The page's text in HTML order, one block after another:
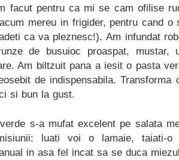
facut pentru ca mi se cam ofilise
mereu in frigider, pentru cand
ca va pleznesc!). Am infundat
de busuioc proaspat, mustar,
Am biltzuit pana a iesit o pasta
de indispensabila.
si bun la gust.
s-a mufat excelent pe salata
luati voi o lamaie, taiati-o
in asa fel incat sa se duca